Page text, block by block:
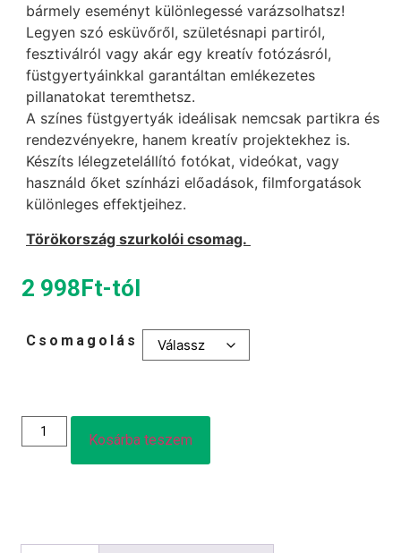
bármely eseményt különlegessé varázsolhatsz!
Legyen szó esküvőről, születésnapi partiról,
fesztiválról vagy akár egy kreatív fotózásról,
füstgyertyáinkkal garantáltan emlékezetes
pillanatokat teremthetsz.
A színes füstgyertyák ideálisak nemcsak partikra és
rendezvényekre, hanem kreatív projektekhez is.
Készíts lélegzetelállító fotókat, videókat, vagy
használd őket színházi előadások, filmforgatások
különleges effektjeihez.
Törökország szurkolói csomag.
2 998Ft-tól
Csomagolás
Kosárba teszem